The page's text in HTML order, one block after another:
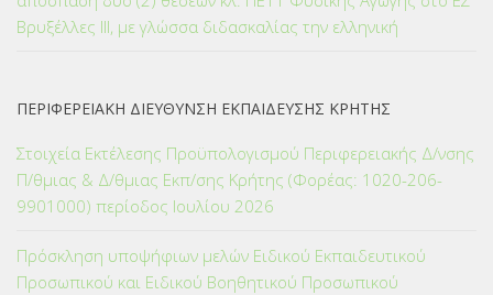
Βρυξέλλες ΙΙΙ, με γλώσσα διδασκαλίας την ελληνική
ΠΕΡΙΦΕΡΕΙΑΚΗ ΔΙΕΥΘΥΝΣΗ ΕΚΠΑΙΔΕΥΣΗΣ ΚΡΗΤΗΣ
Στοιχεία Εκτέλεσης Προϋπολογισμού Περιφερειακής Δ/νσης
Π/θμιας & Δ/θμιας Εκπ/σης Κρήτης (Φορέας: 1020-206-
9901000) περίοδος Ιουλίου 2026
Πρόσκληση υποψήφιων μελών Ειδικού Εκπαιδευτικού
Προσωπικού και Ειδικού Βοηθητικού Προσωπικού